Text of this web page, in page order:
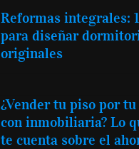
Reformas integrales:
para diseñar
originales
¿Vender tu piso por
con inmobiliaria? Lo
te cuenta sobre el